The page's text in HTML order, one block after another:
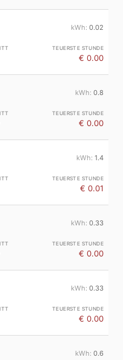
0.02
€ 0.00
0.8
€ 0.00
1.4
€ 0.01
0.33
€ 0.00
0.33
€ 0.00
0.6